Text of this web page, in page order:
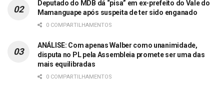
Deputado do MDB dá “pisa” em ex-prefeito do Vale do
Mamanguape após suspeita de ter sido enganado
0 COMPARTILHAMENTOS
ANÁLISE: Com apenas Walber como unanimidade,
disputa no PL pela Assembleia promete ser uma das
mais equilibradas
0 COMPARTILHAMENTOS